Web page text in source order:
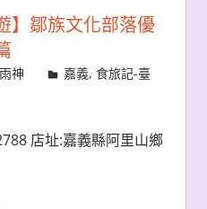
】鄒族文化部落優
神 嘉義,食旅記-臺
店址:嘉義縣阿里山鄉